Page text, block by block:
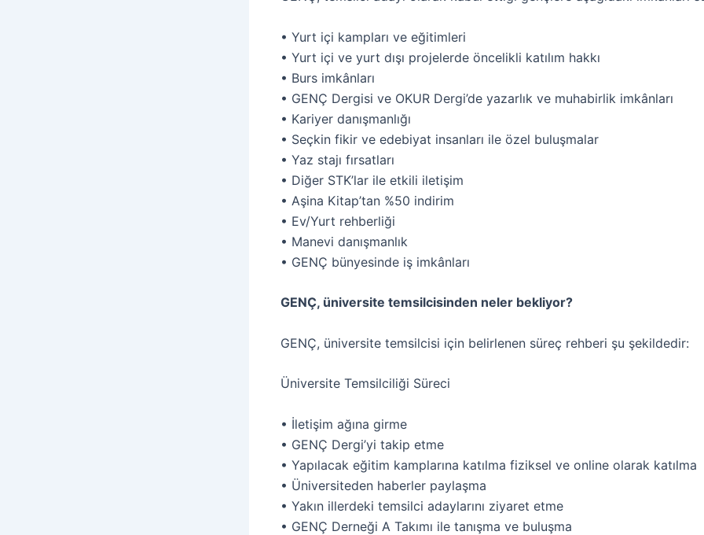
• Yurt içi kampları ve eğitimleri
• Yurt içi ve yurt dışı projelerde öncelikli katılım hakkı
• Burs imkânları
• GENÇ Dergisi ve OKUR Dergi’de yazarlık ve muhabirlik imkânları
• Kariyer danışmanlığı
• Seçkin fikir ve edebiyat insanları ile özel buluşmalar
• Yaz stajı fırsatları
• Diğer STK’lar ile etkili iletişim
• Aşina Kitap’tan %50 indirim
• Ev/Yurt rehberliği
• Manevi danışmanlık
• GENÇ bünyesinde iş imkânları
GENÇ, üniversite temsilcisinden neler bekliyor?
GENÇ, üniversite temsilcisi için belirlenen süreç rehberi şu şekildedir:
Üniversite Temsilciliği Süreci
• İletişim ağına girme
• GENÇ Dergi’yi takip etme
• Yapılacak eğitim kamplarına katılma fiziksel ve online olarak katılma
• Üniversiteden haberler paylaşma
• Yakın illerdeki temsilci adaylarını ziyaret etme
• GENÇ Derneği A Takımı ile tanışma ve buluşma